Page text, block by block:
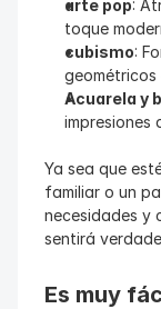
arte pop:
toque
cubismo:
geométricos
Acuarela y
impresiones
Ya sea que
familiar o un
necesidades y
sentirá
Es muy